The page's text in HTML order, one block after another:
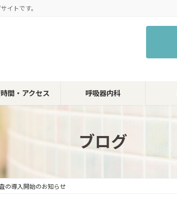
イトです。
間・アクセス 呼吸器内科
ブログ
の導入開始のお知らせ